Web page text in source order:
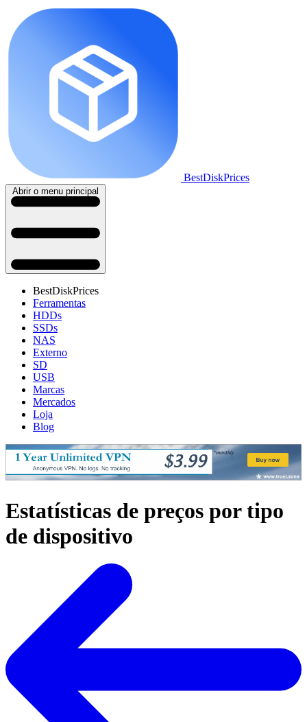
BestDiskPrices
Abrir o menu principal
BestDiskPrices
Ferramentas
HDDs
SSDs
NAS
Externo
SD
USB
Marcas
Mercados
Loja
Blog
Estatísticas de preços por tipo
de dispositivo